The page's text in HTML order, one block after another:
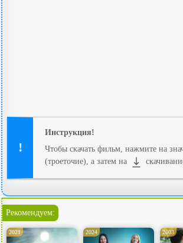
Инструкция!
Чтобы скачать фильм, нажмите на
(троеточие), а затем на
Рекомендуем:
2021 2024 2003